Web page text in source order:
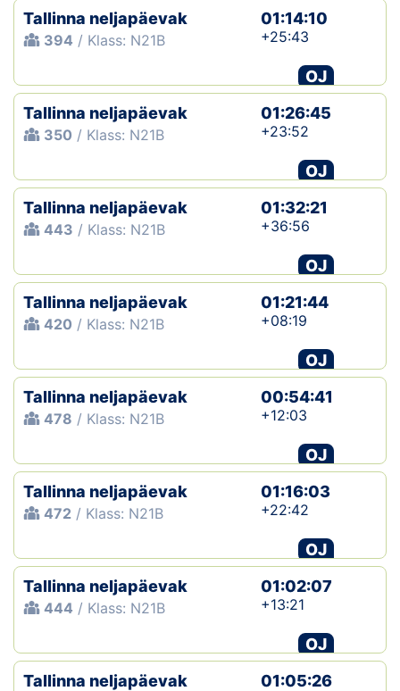
Tallinna neljapäevak
394 / Klass: N21B
01:14:10
+25:43
OJ
Tallinna neljapäevak
350 / Klass: N21B
01:26:45
+23:52
OJ
Tallinna neljapäevak
443 / Klass: N21B
01:32:21
+36:56
OJ
Tallinna neljapäevak
420 / Klass: N21B
01:21:44
+08:19
OJ
Tallinna neljapäevak
478 / Klass: N21B
00:54:41
+12:03
OJ
Tallinna neljapäevak
472 / Klass: N21B
01:16:03
+22:42
OJ
Tallinna neljapäevak
444 / Klass: N21B
01:02:07
+13:21
OJ
Tallinna neljapäevak
01:05:26